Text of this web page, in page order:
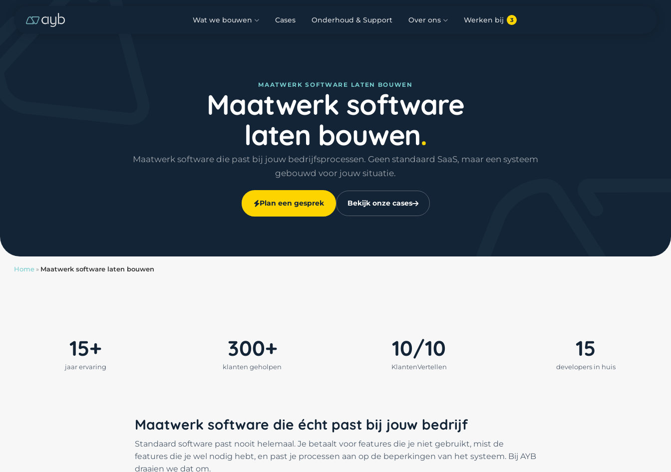
Wat we bouwen Cases Onderhoud & Support Over ons Werken bij 3
MAATWERK SOFTWARE LATEN BOUWEN
Maatwerk software
laten bouwen
Maatwerk software die past bij jouw bedrijfsprocessen. Geen standaard SaaS, maar een systeem
gebouwd voor jouw situatie.
Plan een gesprek Bekijk onze cases
Home » Maatwerk software laten bouwen
15+
jaar ervaring
300+
klanten geholpen
10/10
KlantenVertellen
15
developers in huis
Maatwerk software die écht past bij jouw bedrijf
Standaard software past nooit helemaal. Je betaalt voor features die je niet gebruikt, mist de
features die je wel nodig hebt, en past je processen aan op de beperkingen van het systeem. Bij AYB
draaien we dat om.